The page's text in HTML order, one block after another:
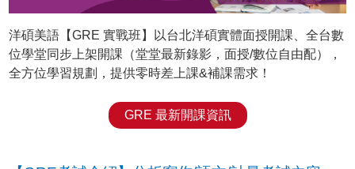
洋碩美語【GRE 實戰班】以台北洋碩實體面授開課、全台數
位學堂同步上架開課（堂堂最新錄影，面授/數位自由配），
全方位學習規劃，提供零時差上課&補課需求！
GRE 最新開課資訊